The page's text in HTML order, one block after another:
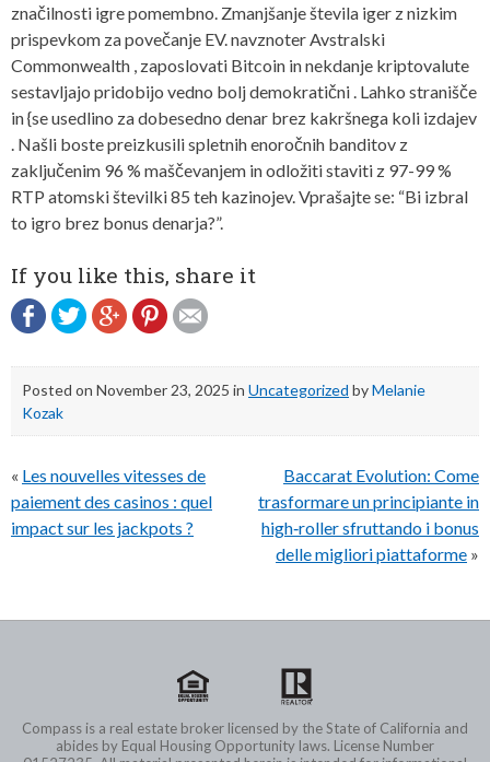
značilnosti igre pomembno. Zmanjšanje števila iger z nizkim
prispevkom za povečanje EV. navznoter Avstralski
Commonwealth , zaposlovati Bitcoin in nekdanje kriptovalute
sestavljajo pridobijo vedno bolj demokratični . Lahko stranišče
in {se usedlino za dobesedno denar brez kakršnega koli izdajev
. Našli boste preizkusili spletnih enoročnih banditov z
zaključenim 96 % maščevanjem in odložiti staviti z 97-99 %
RTP atomski številki 85 teh kazinojev. Vprašajte se: “Bi izbral
to igro brez bonus denarja?”.
If you like this, share it
Posted on November 23, 2025 in Uncategorized byMelanie
Kozak
Post
navigation
« Les nouvelles vitesses de
paiement des casinos : quel
impact sur les jackpots ?
Baccarat Evolution: Come
trasformare un principiante in
high‑roller sfruttando i bonus
delle migliori piattaforme »
Compass is a real estate broker licensed by the State of California and
abides by Equal Housing Opportunity laws. License Number